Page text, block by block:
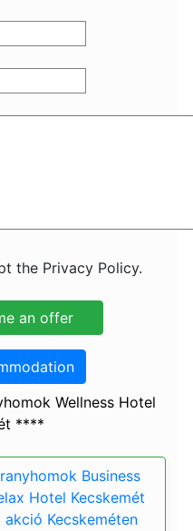
the Privacy Policy.
Wellness Hotel
****
Business
Hotel Kecskemét
akció Kecskeméten